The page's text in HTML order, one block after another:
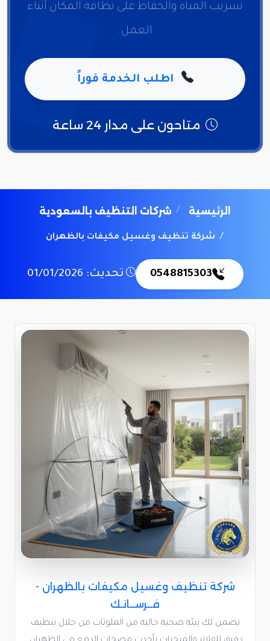
تسريب المياه والحفاظ على نظافة المكان أثناء
العمل.
اطلب الخدمة فوراً
متاحون على مدار 24 ساعة
الرئيسية شركات التنظيف بالسعودية
شركة تنظيف وغسيل مكيفات بالظهران
0548815303 تحديث: 01/01/2026
شركة تنظيف وغسيل مكيفات بالظهران -
فــرســانـك
نضمن لك بيئة صحية خالية من الملوثات من خلال تنظيف